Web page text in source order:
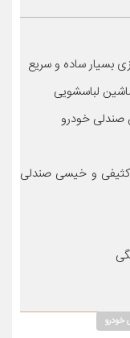
بسیار ساده و سریع
لباسشویی
خودرو
کثیفی و خیسی صندلی
خودرو